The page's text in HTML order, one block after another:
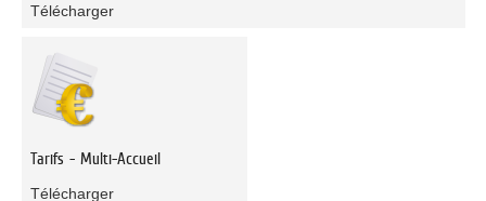
Télécharger
Tarifs - Multi-Accueil
Télécharger